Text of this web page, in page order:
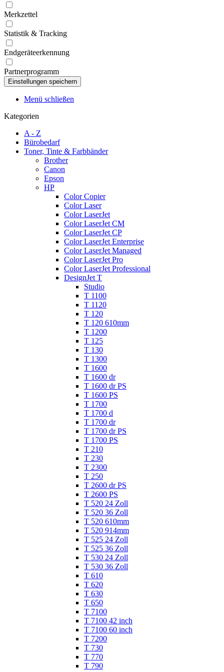
Merkzettel
Statistik & Tracking
Endgeräteerkennung
Partnerprogramm
Menü schließen
Kategorien
A - Z
Bürobedarf
Toner, Tinte & Farbbänder
Brother
Canon
Epson
HP
Color Copier
Color Laser
Color LaserJet
Color LaserJet CM
Color LaserJet CP
Color LaserJet Enterprise
Color LaserJet Managed
Color LaserJet Pro
Color LaserJet Professional
DesignJet T
Studio
T 1100
T 1120
T 120
T 120 610mm
T 1200
T 125
T 130
T 1300
T 1600
T 1600 dr
T 1600 dr PS
T 1600 PS
T 1700
T 1700 d
T 1700 dr
T 1700 dr PS
T 1700 PS
T 210
T 230
T 2300
T 250
T 2600 dr PS
T 2600 PS
T 520 24 Zoll
T 520 36 Zoll
T 520 610mm
T 520 914mm
T 525 24 Zoll
T 525 36 Zoll
T 530 24 Zoll
T 530 36 Zoll
T 610
T 620
T 630
T 650
T 7100
T 7100 42 inch
T 7100 60 inch
T 7200
T 730
T 770
T 790